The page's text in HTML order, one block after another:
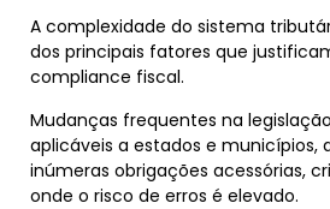
A complexidade do sistema
dos principais fatores que
compliance fiscal.
Mudanças frequentes na
aplicáveis a estados e municípios,
inúmeras obrigações acessórias,
onde o risco de erros é elevado.